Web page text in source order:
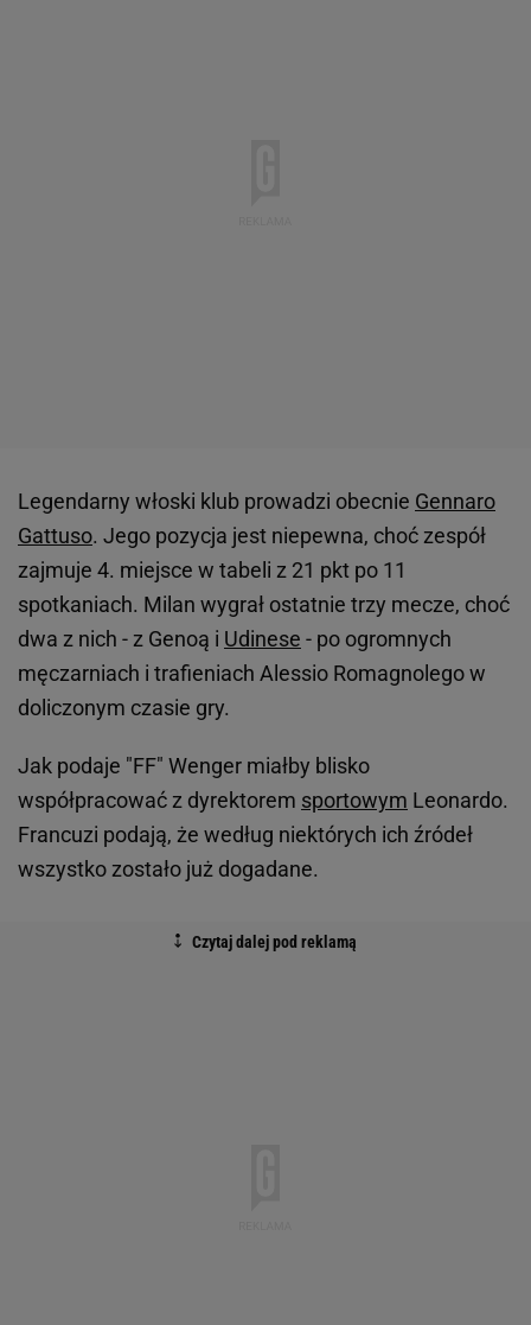
Legendarny włoski klub prowadzi obecnie Gennaro
Gattuso. Jego pozycja jest niepewna, choć zespół
zajmuje 4. miejsce w tabeli z 21 pkt po 11
spotkaniach. Milan wygrał ostatnie trzy mecze, choć
dwa z nich - z Genoą i Udinese - po ogromnych
męczarniach i trafieniach Alessio Romagnolego w
doliczonym czasie gry.
Jak podaje "FF" Wenger miałby blisko
współpracować z dyrektorem sportowym Leonardo.
Francuzi podają, że według niektórych ich źródeł
wszystko zostało już dogadane.